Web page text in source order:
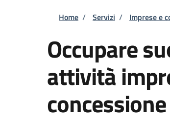
Briciole di
Home / Servizi / Imprese e
Occupare
attività
concessione